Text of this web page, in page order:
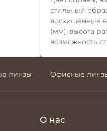
стильный
восхищенные
(мм), высота
возможность
линзы Офисные
О нас